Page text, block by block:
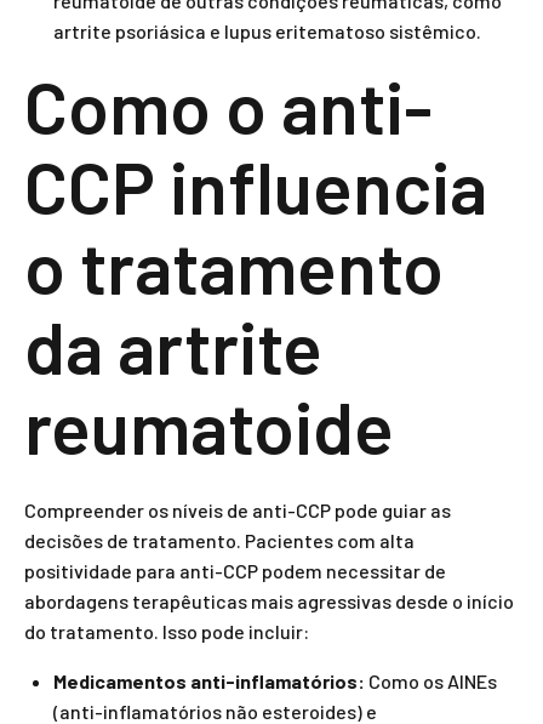
artrite psoriásica e lupus eritematoso sistêmico.
Como o anti-
CCP influencia
o tratamento
da artrite
reumatoide
Compreender os níveis de anti-CCP pode guiar as
decisões de tratamento. Pacientes com alta
positividade para anti-CCP podem necessitar de
abordagens terapêuticas mais agressivas desde o início
do tratamento. Isso pode incluir:
Medicamentos anti-inflamatórios: Como os AINEs
(anti-inflamatórios não esteroides) e